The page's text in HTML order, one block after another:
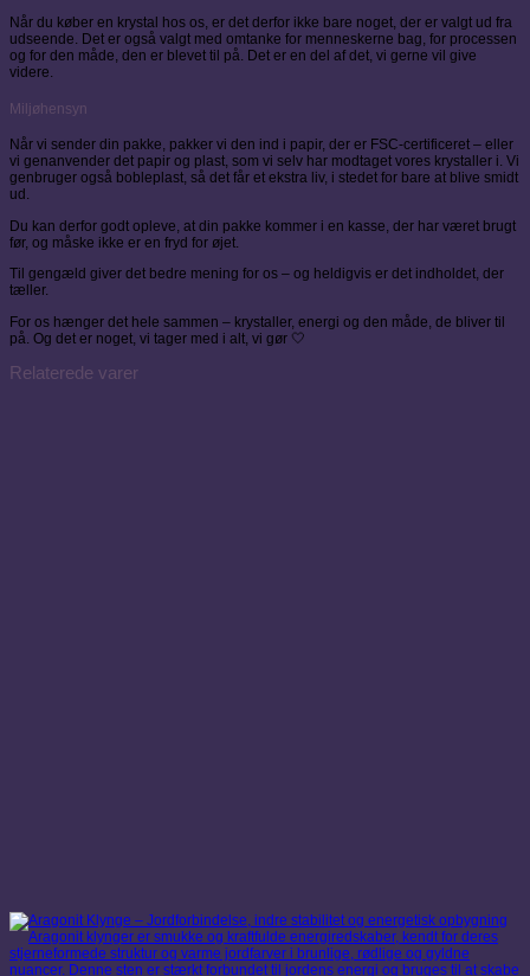
Når du køber en krystal hos os, er det derfor ikke bare noget, der er valgt ud fra
udseende. Det er også valgt med omtanke for menneskerne bag, for processen
og for den måde, den er blevet til på. Det er en del af det, vi gerne vil give
videre.
Miljøhensyn
Når vi sender din pakke, pakker vi den ind i papir, der er FSC-certificeret – eller
vi genanvender det papir og plast, som vi selv har modtaget vores krystaller i. Vi
genbruger også bobleplast, så det får et ekstra liv, i stedet for bare at blive smidt
ud.
Du kan derfor godt opleve, at din pakke kommer i en kasse, der har været brugt
før, og måske ikke er en fryd for øjet.
Til gengæld giver det bedre mening for os – og heldigvis er det indholdet, der
tæller.
For os hænger det hele sammen – krystaller, energi og den måde, de bliver til
på. Og det er noget, vi tager med i alt, vi gør 🤍
Relaterede varer